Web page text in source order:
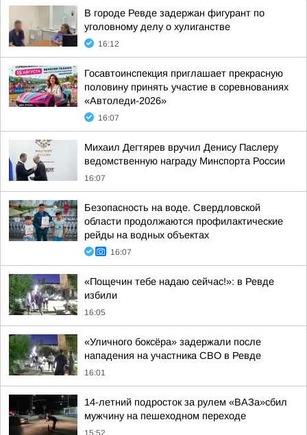
В городе Ревде задержан фигурант по
уголовному делу о хулиганстве
16:12
Госавтоинспекция приглашает прекрасную
половину принять участие в соревнованиях
«Автоледи-2026»
16:07
Михаил Дегтярев вручил Денису Паслеру
ведомственную награду Минспорта России
16:07
Безопасность на воде. Свердловской
области продолжаются профилактические
рейды на водных объектах
16:07
«Пощечин тебе надаю сейчас!»: в Ревде
избили
16:05
«Уличного боксёра» задержали после
нападения на участника СВО в Ревде
16:01
14-летний подросток за рулем «ВАЗа»сбил
мужчину на пешеходном переходе
15:52